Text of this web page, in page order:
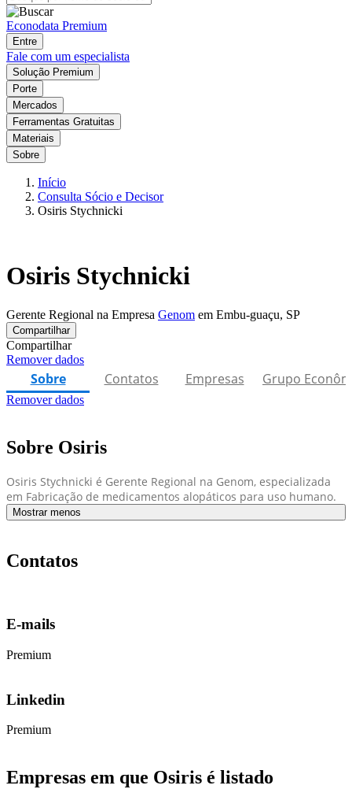
Econodata Premium
Entre
Fale com um especialista
Solução Premium
Porte
Mercados
Ferramentas Gratuitas
Materiais
Sobre
Início
Consulta Sócio e Decisor
Osiris Stychnicki
Osiris Stychnicki
Gerente Regional na Empresa Genom em Embu-guaçu, SP
Compartilhar
Compartilhar
Remover dados
Sobre Contatos Empresas Grupo
Remover dados
Sobre Osiris
Osiris Stychnicki é Gerente Regional na Genom, especializada
em Fabricação de medicamentos alopáticos para uso humano.
Mostrar menos
Contatos
E-mails
Premium
Linkedin
Premium
Empresas em que Osiris é listado